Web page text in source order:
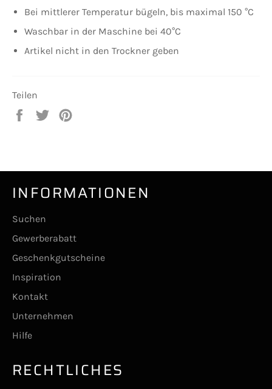
Bei mittlerer Temperatur bügeln, bis maximal 150 °C
Waschbar in der Maschine bei 40°C
Artikel nicht in den Trockner geben
Teilen
Auf
Auf
INFORMATIONEN
Suchen
Gewerberabatt
Geschenkgutscheine
Inspiration
Kontakt
Unternehmen
Hilfe
RECHTLICHES